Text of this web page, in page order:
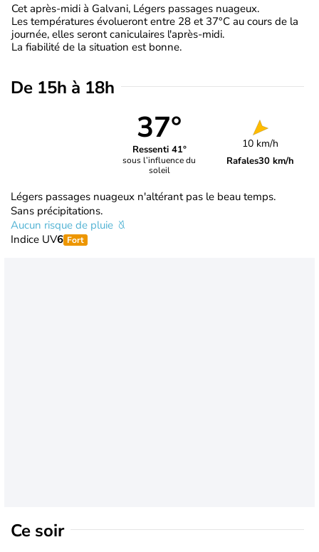
Cet après-midi à Galvani, Légers passages nuageux.
Les températures évolueront entre 28 et 37°C au cours de la
journée, elles seront caniculaires l'après-midi.
La fiabilité de la situation est bonne.
De 15h à 18h
37°
Ressenti 41°
sous l’influence du
soleil
10 km/h
Rafales30 km/h
Légers passages nuageux n'altérant pas le beau temps.
Sans précipitations.
Aucun risque de pluie
Indice UV6 Fort
Ce soir